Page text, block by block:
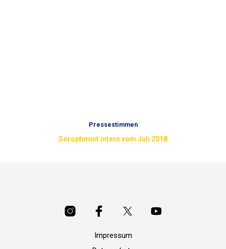
Pressestimmen
Soroptimist intern vom Juli 2018
Impressum